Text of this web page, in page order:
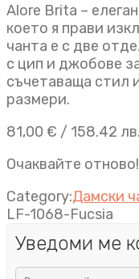
Alore Brita –
което я прави
чанта е с две
с цип и джобове
съчетаваща стил
размери.
81,00 € / 158.42 лв.
Очаквайте отново!
Category:Дамски
LF-1068-Fucsia
Уведоми ме